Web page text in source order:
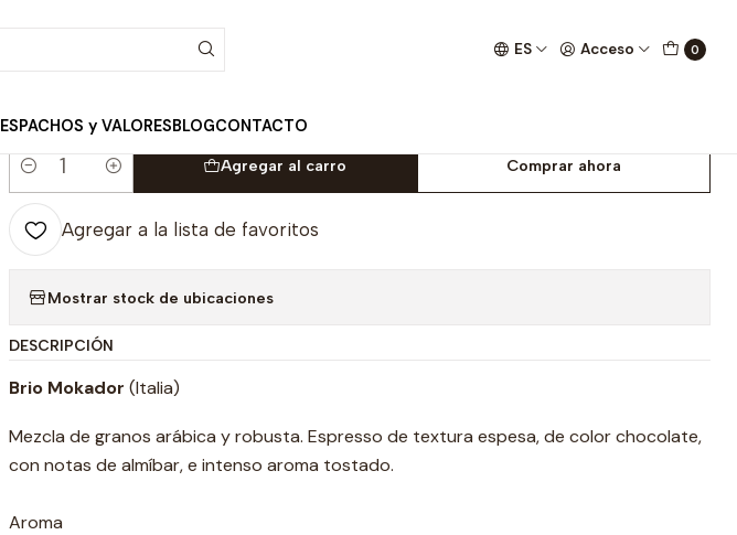
ES Acceso 0
y VALORESBLOGCONTACTO
Café Grano Entero BRIO 1kg.
CAJA 6un Café Grano Entero BRIO 1kg.
Cantidad
Agregar al carro Comprar ahora
Agregar a la lista de favoritos
Mostrar stock de ubicaciones
DESCRIPCIÓN
Brio Mokador (Italia)
Mezcla de granos arábica y robusta. Espresso de textura espesa, de color chocolate,
con notas de almíbar, e intenso aroma tostado.
Aroma